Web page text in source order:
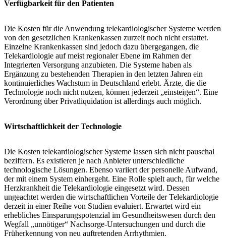
Verfügbarkeit für den Patienten
Die Kosten für die Anwendung telekardiologischer Systeme werden
von den gesetzlichen Krankenkassen zurzeit noch nicht erstattet.
Einzelne Krankenkassen sind jedoch dazu übergegangen, die
Telekardiologie auf meist regionaler Ebene im Rahmen der
Integrierten Versorgung anzubieten. Die Systeme haben als
Ergänzung zu bestehenden Therapien in den letzten Jahren ein
kontinuierliches Wachstum in Deutschland erlebt. Ärzte, die die
Technologie noch nicht nutzen, können jederzeit „einsteigen“. Eine
Verordnung über Privatliquidation ist allerdings auch möglich.
Wirtschaftlichkeit der Technologie
Die Kosten telekardiologischer Systeme lassen sich nicht pauschal
beziffern. Es existieren je nach Anbieter unterschiedliche
technologische Lösungen. Ebenso variiert der personelle Aufwand,
der mit einem System einhergeht. Eine Rolle spielt auch, für welche
Herzkrankheit die Telekardiologie eingesetzt wird. Dessen
ungeachtet werden die wirtschaftlichen Vorteile der Telekardiologie
derzeit in einer Reihe von Studien evaluiert. Erwartet wird ein
erhebliches Einsparungspotenzial im Gesundheitswesen durch den
Wegfall „unnötiger“ Nachsorge-Untersuchungen und durch die
Früherkennung von neu auftretenden Arrhythmien.